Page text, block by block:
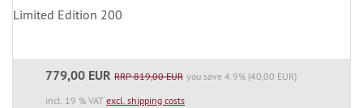
Limited Edition 200
779,00 EUR RRP 819,00 EUR you save 4.9% (40,00 EUR)
incl. 19 % VAT excl. shipping costs